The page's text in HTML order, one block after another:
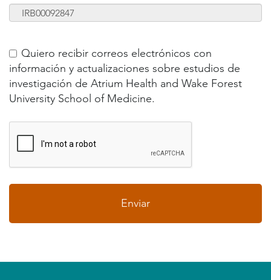
Quiero recibir correos electrónicos con
información y actualizaciones sobre estudios de
investigación de Atrium Health and Wake Forest
University School of Medicine.